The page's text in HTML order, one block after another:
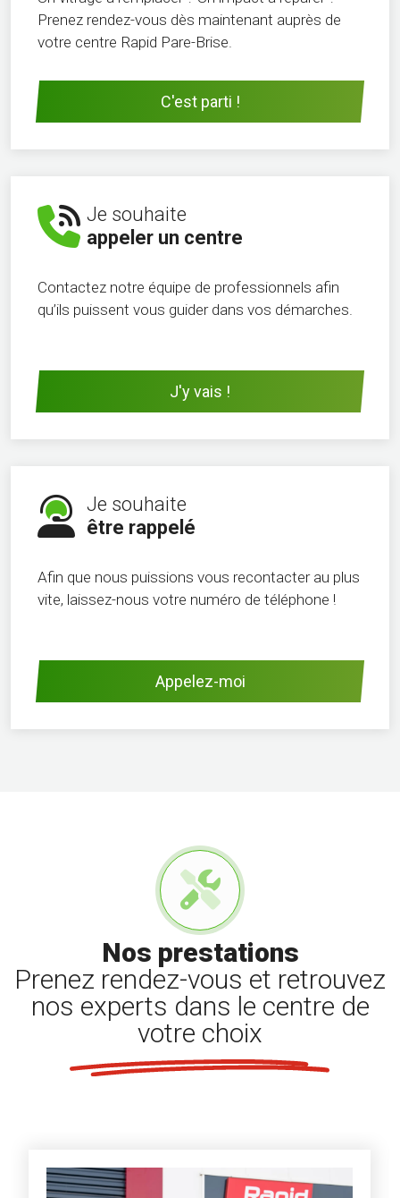
Prenez rendez-vous dès maintenant auprès de
votre centre Rapid Pare-Brise.
C'est parti !
Je souhaite
appeler un centre
Contactez notre équipe de professionnels afin
qu’ils puissent vous guider dans vos démarches.
J'y vais !
Je souhaite
être rappelé
Afin que nous puissions vous recontacter au plus
vite, laissez-nous votre numéro de téléphone !
Appelez-moi
Nos prestations
Prenez rendez-vous et retrouvez
nos experts dans le centre de
votre choix